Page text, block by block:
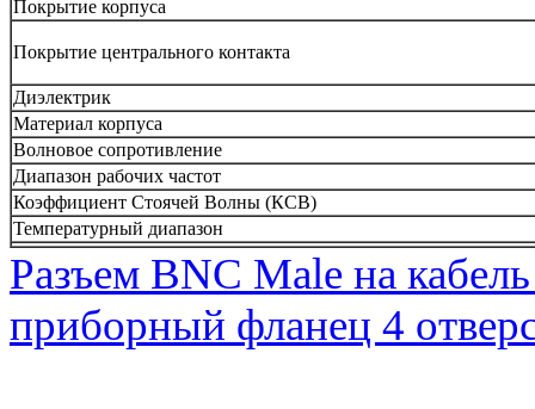
Покрытие корпуса
Покрытие центрального контакта
Диэлектрик
Материал корпуса
Волновое сопротивление
Диапазон рабочих частот
Коэффициент Стоячей Волны (КСВ)
Температурный диапазон
Разъем BNC Male на
приборный фланец 4